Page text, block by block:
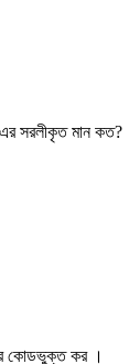
সরলীকৃত মান কত?
কোডভুক্ত কর ।